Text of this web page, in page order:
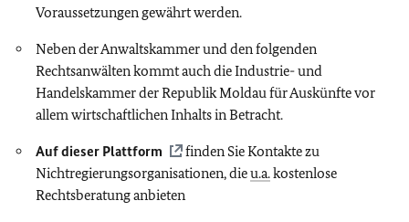
Voraussetzungen gewährt werden.
Neben der Anwaltskammer und den folgenden
Rechtsanwälten kommt auch die Industrie- und
Handelskammer der Republik Moldau für Auskünfte vor
allem wirtschaftlichen Inhalts in Betracht.
Auf dieser Plattform
finden Sie Kontakte zu
Nichtregierungsorganisationen, dieu.a.kostenlose
Rechtsberatung anbieten